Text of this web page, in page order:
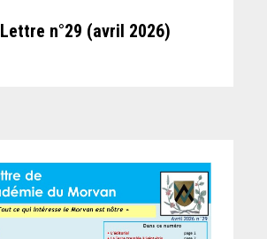
Lettre n°29 (avril 2026)